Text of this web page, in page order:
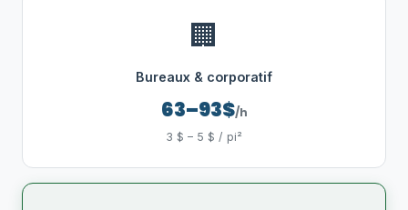
🏢
Bureaux & corporatif
63–93$/h
3 $ – 5 $ / pi²